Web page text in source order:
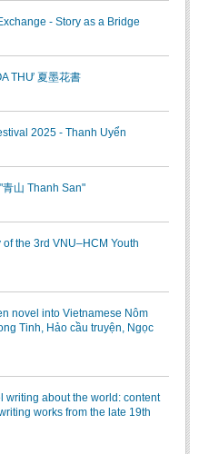
- Story as a Bridge
THƯ 夏墨花書
2025 - Thanh Uyển
山 Thanh San"
the 3rd VNU–HCM Youth
novel into Vietnamese Nôm
Tinh, Hảo cầu truyện, Ngọc
about the world: content
works from the late 19th